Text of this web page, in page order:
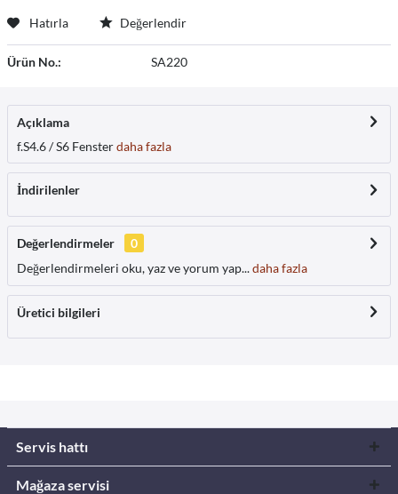
Hatırla Değerlendir
Ürün No.: SA220
Açıklama
f.S4.6 / S6 Fensterdaha fazla
İndirilenler
Değerlendirmeler
0
Değerlendirmeleri oku, yaz ve yorum yap...daha fazla
Üretici bilgileri
Servis hattı
Mağaza servisi